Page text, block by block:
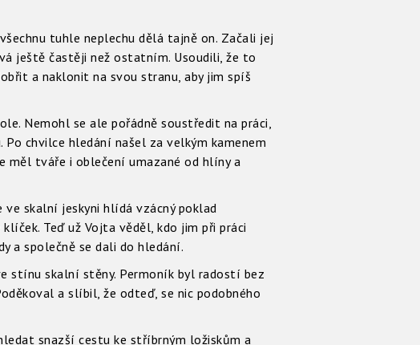
tuhle neplechu dělá tajně on. Začali jej
ještě častěji než ostatním. Usoudili, že to
a naklonit na svou stranu, aby jim spíš
Nemohl se ale pořádně soustředit na práci,
chvilce hledání našel za velkým kamenem
měl tváře i oblečení umazané od hlíny a
skalní jeskyni hlídá vzácný poklad
Teď už Vojta věděl, kdo jim při práci
a společně se dali do hledání.
stínu skalní stěny. Permoník byl radostí bez
a slíbil, že odteď, se nic podobného
snazší cestu ke stříbrným ložiskům a